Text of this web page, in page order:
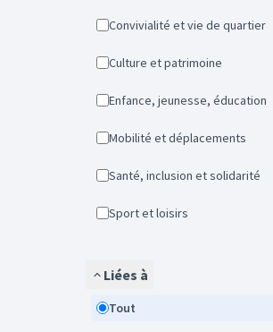
Convivialité et vie de quartier
Culture et patrimoine
Enfance, jeunesse, éducation
Mobilité et déplacements
Santé, inclusion et solidarité
Sport et loisirs
Liées à
Tout